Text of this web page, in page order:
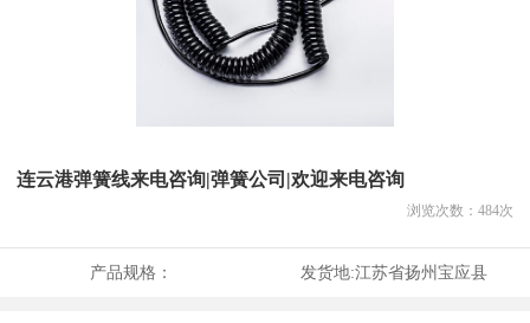
连云港弹簧线来电咨询|弹簧公司|欢迎来电咨询
浏览次数： 484次
产品规格： 发货地:江苏省扬州宝应县